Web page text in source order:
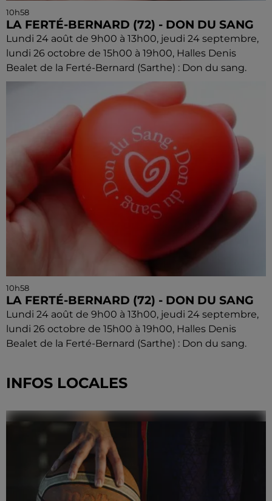
10h58
LA FERTÉ-BERNARD (72) - DON DU SANG
Lundi 24 août de 9h00 à 13h00, jeudi 24 septembre,
lundi 26 octobre de 15h00 à 19h00, Halles Denis
Bealet de la Ferté-Bernard (Sarthe) : Don du sang.
10h58
LA FERTÉ-BERNARD (72) - DON DU SANG
Lundi 24 août de 9h00 à 13h00, jeudi 24 septembre,
lundi 26 octobre de 15h00 à 19h00, Halles Denis
Bealet de la Ferté-Bernard (Sarthe) : Don du sang.
INFOS LOCALES